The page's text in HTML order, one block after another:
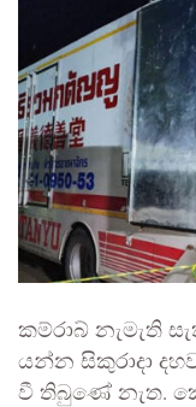
කම්රාබ් නැමැති
යන්න සිකුරාදා
වී තිබුණේ නැත.